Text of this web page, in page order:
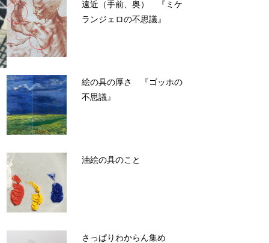
遠近（手前、奥） 『ミケ
ランジェロの不思議』
絵の具の厚さ 『ゴッホの
不思議』
油絵の具のこと
さっぱりわからん集め